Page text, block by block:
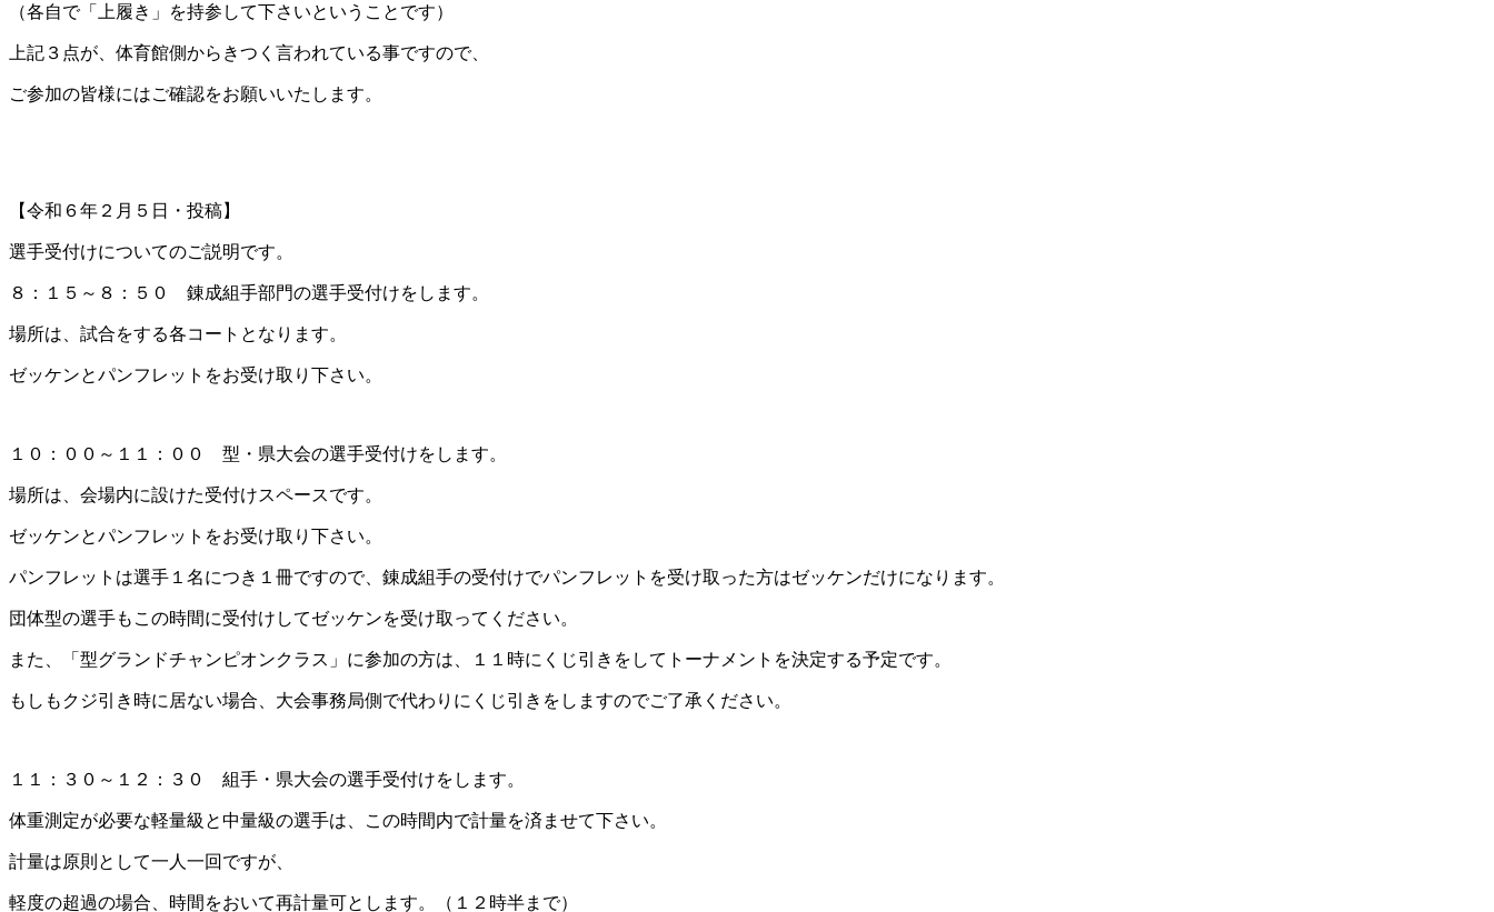
（各自で「上履き」を持参して下さいということです）
上記３点が、体育館側からきつく言われている事ですので、
ご参加の皆様にはご確認をお願いいたします。
【令和６年２月５日・投稿】
選手受付けについてのご説明です。
８：１５～８：５０ 錬成組手部門の選手受付けをします。
場所は、試合をする各コートとなります。
ゼッケンとパンフレットをお受け取り下さい。
１０：００～１１：００ 型・県大会の選手受付けをします。
場所は、会場内に設けた受付けスペースです。
ゼッケンとパンフレットをお受け取り下さい。
パンフレットは選手１名につき１冊ですので、錬成組手の受付けでパンフレットを受け取った方はゼッケンだけになります。
団体型の選手もこの時間に受付けしてゼッケンを受け取ってください。
また、「型グランドチャンピオンクラス」に参加の方は、１１時にくじ引きをしてトーナメントを決定する予定です。
もしもクジ引き時に居ない場合、大会事務局側で代わりにくじ引きをしますのでご了承ください。
１１：３０～１２：３０ 組手・県大会の選手受付けをします。
体重測定が必要な軽量級と中量級の選手は、この時間内で計量を済ませて下さい。
計量は原則として一人一回ですが、
軽度の超過の場合、時間をおいて再計量可とします。（１２時半まで）